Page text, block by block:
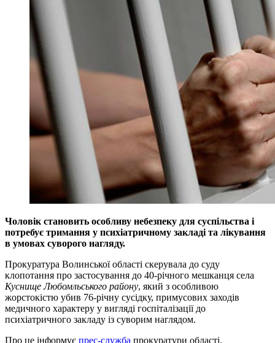
Чоловік становить особливу небезпеку для суспільства і
потребує тримання у психіатричному закладі та лікування
в умовах суворого нагляду.
Прокуратура Волинської області скерувала до суду
клопотання про застосування до 40-річного мешканця села
Куснище Любомльського району, який з особливою
жорстокістю убив 76-річну сусідку, примусових заходів
медичного характеру у вигляді госпіталізації до
психіатричного закладу із суворим наглядом.
Про це інформує прес-служба прокуратури області.